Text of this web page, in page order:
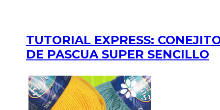
TUTORIAL EXPRESS:
DE PASCUA SUPER SENCILLO